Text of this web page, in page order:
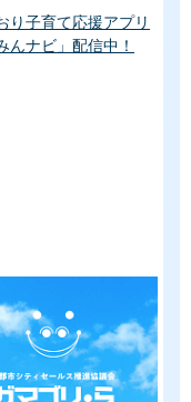
り子育て応援アプリ
んナビ」配信中！